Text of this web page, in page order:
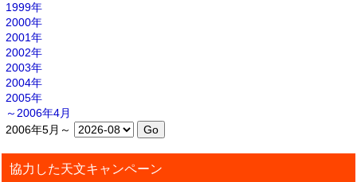
1999年
2000年
2001年
2002年
2003年
2004年
2005年
～2006年4月
2006年5月～
協力した天文キャンペーン